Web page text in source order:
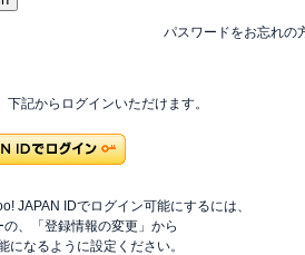
パスワードをお忘れの
記からログインいただけます。
JAPAN IDでログイン可能にするには、
、「登録情報の変更」から
になるように設定ください。